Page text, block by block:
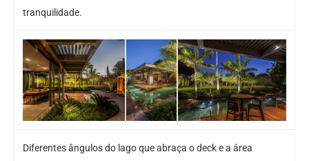
tranquilidade.
Diferentes ângulos do lago que abraça o deck e a área